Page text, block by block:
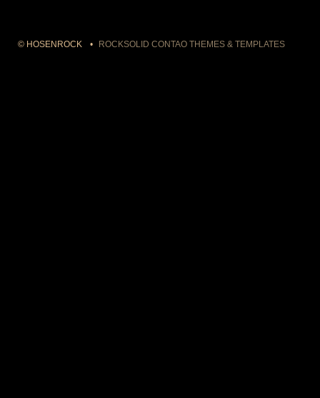
© HOSENROCK ROCKSOLID CONTAO THEMES & TEMPLATES